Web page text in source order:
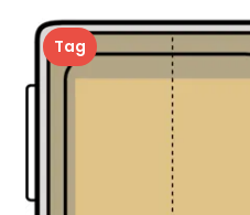
Tag